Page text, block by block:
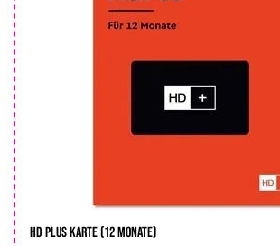
HD PLUS Karte (12 Monate)